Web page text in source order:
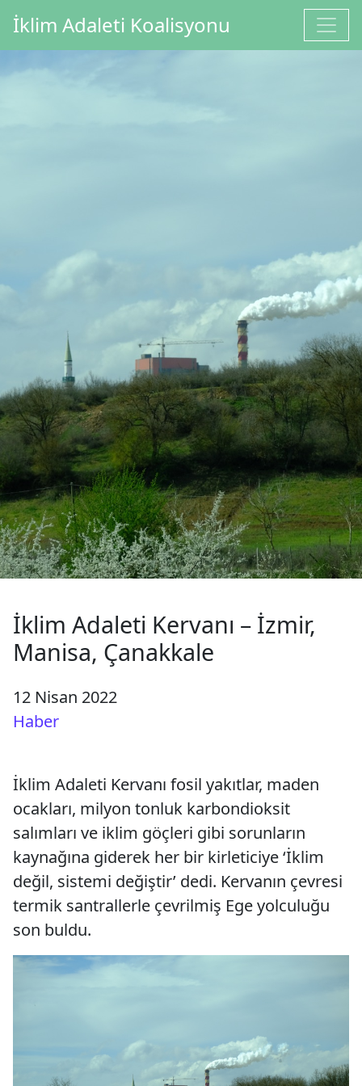
İçeriğe geç
Ana gezinti
İklim Adaleti Koalisyonu
İklim Adaleti Kervanı – İzmir,
Manisa, Çanakkale
12 Nisan 2022
Haber
İklim Adaleti Kervanı fosil yakıtlar, maden
ocakları, milyon tonluk karbondioksit
salımları ve iklim göçleri gibi sorunların
kaynağına giderek her bir kirleticiye ‘İklim
değil, sistemi değiştir’ dedi. Kervanın çevresi
termik santrallerle çevrilmiş Ege yolculuğu
son buldu.